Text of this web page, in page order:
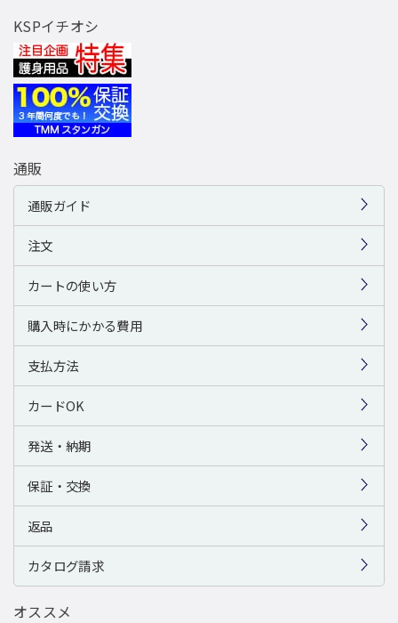
KSPイチオシ
通販
通販ガイド
注文
カートの使い方
購入時にかかる費用
支払方法
カードOK
発送・納期
保証・交換
返品
カタログ請求
オススメ